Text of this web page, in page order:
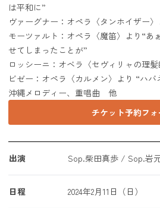
は平和に”
ヴァーグナー：オペラ〈タンホイザー
モーツァルト：オペラ〈魔笛〉より“あ
せてしまったことが”
ロッシーニ：オベラ〈セヴィリャの理
ビゼー：オペラ〈カルメン〉より “ハバ
沖縄メロディー、重唱曲 他
チケット予約フォ
出演 Sop.柴田真歩 / Sop.岩
日程 2024年2月11日（日）